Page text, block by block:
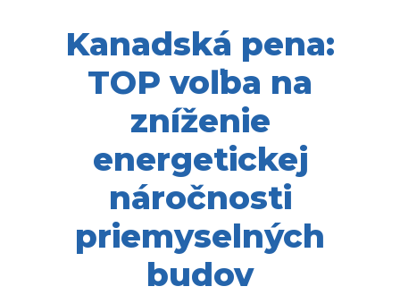
Kanadská pena:
TOP voľba na
zníženie
energetickej
náročnosti
priemyselných
budov